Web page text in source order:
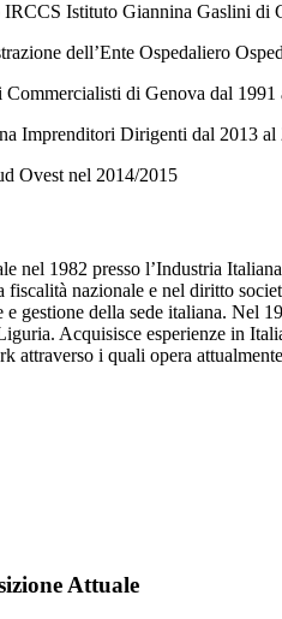
IRCCS Istituto Giannina Gaslini di
dell’Ente Ospedaliero
di Genova dal 1991
Imprenditori Dirigenti dal 2013 al
Ovest nel 2014/2015
nel 1982 presso l’Industria
fiscalità nazionale e nel diritto
gestione della sede italiana. Nel
Acquisisce esperienze in
attraverso i quali opera
Attuale